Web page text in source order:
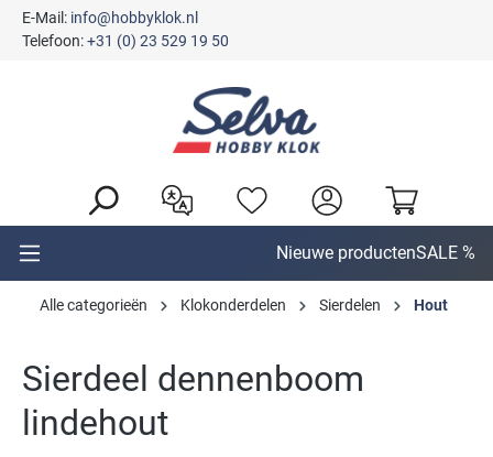
E-Mail: info@hobbyklok.nl
Telefoon:+31 (0) 23 529 19 50
Nieuwe productenSALE %
Alle categorieën Klokonderdelen Sierdelen Hout
Sierdeel dennenboom
lindehout